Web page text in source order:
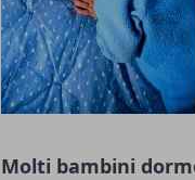
Molti bambini